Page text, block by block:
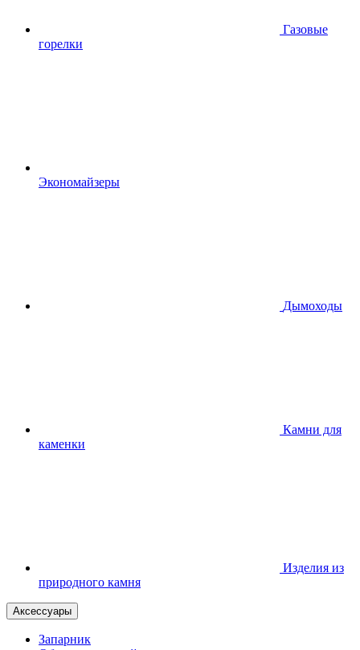
Газовые
горелки
Экономайзеры
Дымоходы
Камни для
каменки
Изделия из
природного камня
Аксессуары
Запарник